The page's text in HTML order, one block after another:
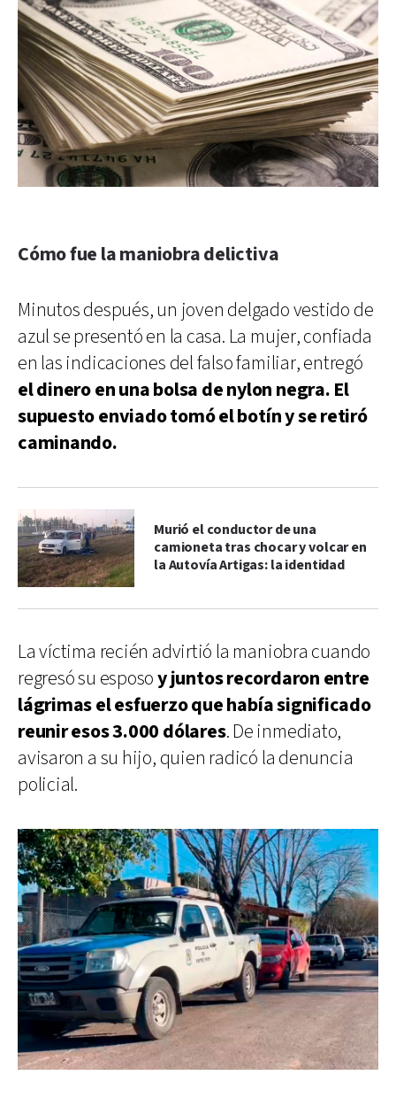
Cómo fue la maniobra delictiva
Minutos después, un joven delgado vestido de
azul se presentó en la casa. La mujer, confiada
en las indicaciones del falso familiar, entregó
el dinero en una bolsa de nylon negra. El
supuesto enviado tomó el botín y se retiró
caminando.
Murió el conductor de una
camioneta tras chocar y volcar en
la Autovía Artigas: la identidad
La víctima recién advirtió la maniobra cuando
regresó su esposoy juntos recordaron entre
lágrimas el esfuerzo que había significado
reunir esos 3.000 dólares. De inmediato,
avisaron a su hijo, quien radicó la denuncia
policial.